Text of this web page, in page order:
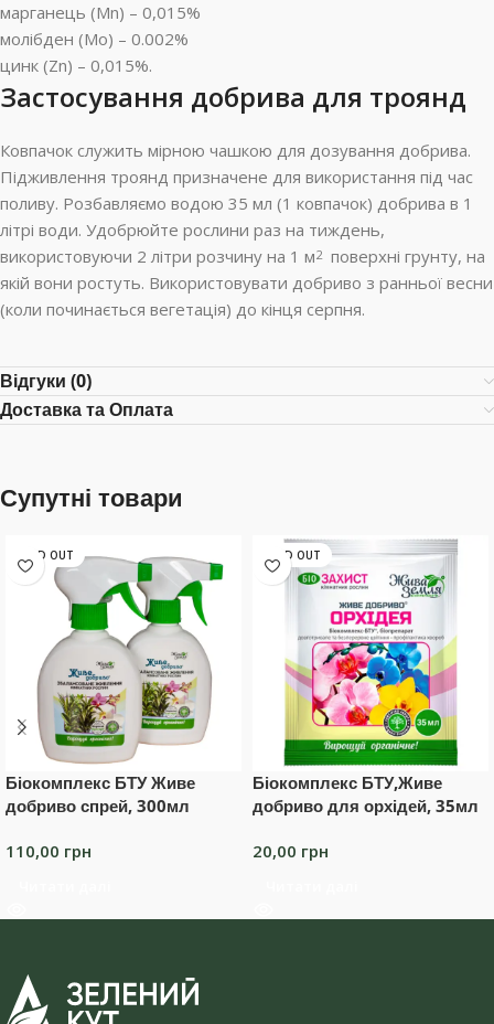
марганець (Mn) – 0,015%
молібден (Mo) – 0.002%
цинк (Zn) – 0,015%.
Застосування добрива для троянд
Ковпачок служить мірною чашкою для дозування добрива.
Підживлення троянд призначене для використання під час
поливу. Розбавляємо водою 35 мл (1 ковпачок) добрива в 1
літрі води. Удобрюйте рослини раз на тиждень,
використовуючи 2 літри розчину на 1 м2поверхні грунту, на
якій вони ростуть. Використовувати добриво з ранньої весни
(коли починається вегетація) до кінця серпня.
Відгуки (0)
Доставка та Оплата
Супутні товари
SOLD OUT
Біокомплекс БТУ Живе
добриво спрей, 300мл
110,00 грн
SOLD OUT
Біокомплекс БТУ,Живе
добриво для орхідей, 35мл
20,00 грн